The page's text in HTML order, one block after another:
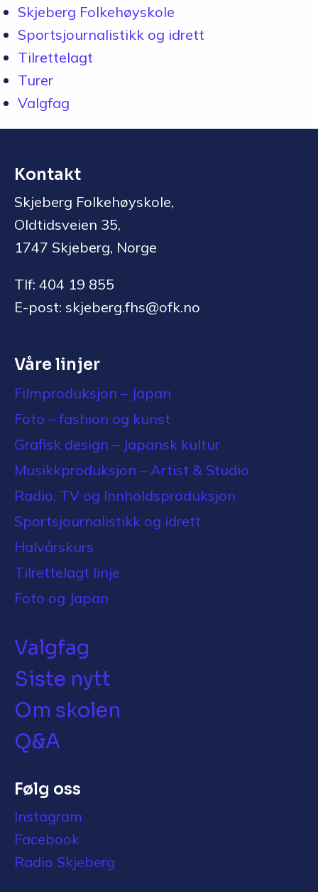
Skjeberg Folkehøyskole
Sportsjournalistikk og idrett
Tilrettelagt
Turer
Valgfag
Kontakt
Skjeberg Folkehøyskole,
Oldtidsveien 35,
1747 Skjeberg, Norge
Tlf: 404 19 855
E-post: skjeberg.fhs@ofk.no
Våre linjer
Filmproduksjon – Japan
Foto – fashion og kunst
Grafisk design – Japansk kultur
Musikkproduksjon – Artist & Studio
Radio, TV og Innholdsproduksjon
Sportsjournalistikk og idrett
Halvårskurs
Tilrettelagt linje
Foto og Japan
Valgfag
Siste nytt
Om skolen
Q&A
Følg oss
Instagram
Facebook
Radio Skjeberg